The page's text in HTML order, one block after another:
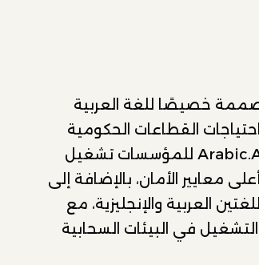
خصيصًا للغة العربية
القطاعات الحكومية
والمجالات الخاضعة للتنظيم والرقابة. وتتيح منصة Arabic.AI للمؤسسات تشغيل
معايير الأمان، بالإضافة إلى
العربية والإنجليزية، مع
في البيئات السحابية